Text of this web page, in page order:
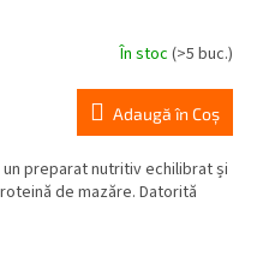
În stoc (>5 buc.)
Adaugă în Coş
preparat nutritiv echilibrat și
de mazăre. Datorită